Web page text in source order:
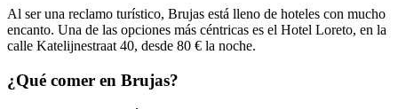
Al ser una reclamo turístico, Brujas está lleno de hoteles con mucho
encanto. Una de las opciones más céntricas es el Hotel Loreto, en la
calle Katelijnestraat 40, desde 80 € la noche.
¿Qué comer en Brujas?